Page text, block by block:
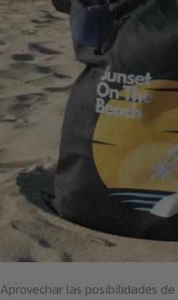
Aprovechar las posibilidades